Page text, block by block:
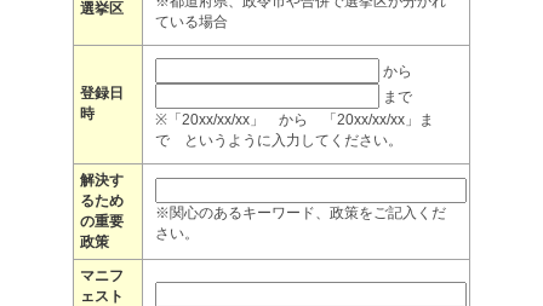
選挙区
ている場合
登録日
時
から
まで
※「20xx/xx/xx」 から 「20xx/xx/xx」ま
で というように入力してください。
解決す
るため
の重要
政策
※関心のあるキーワード、政策をご記入くだ
さい。
マニフ
ェスト